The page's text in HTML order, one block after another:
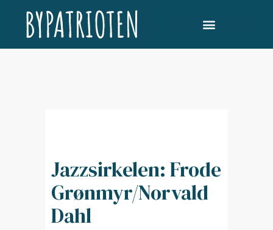
Jazzsirkelen: Frode
Grønmyr/Norvald
Dahl